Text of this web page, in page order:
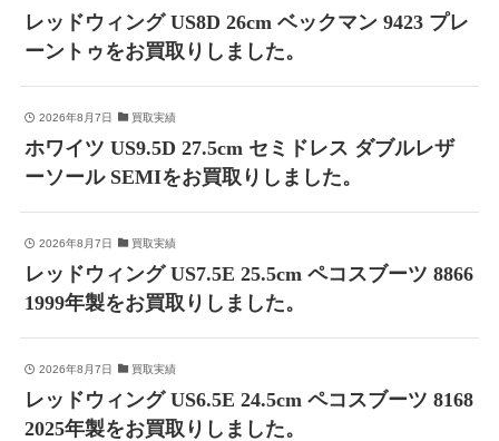
レッドウィング US8D 26cm ベックマン 9423 プレ
ーントゥをお買取りしました。
2026年8月7日 買取実績
ホワイツ US9.5D 27.5cm セミドレス ダブルレザ
ーソール SEMIをお買取りしました。
2026年8月7日 買取実績
レッドウィング US7.5E 25.5cm ペコスブーツ 8866
1999年製をお買取りしました。
2026年8月7日 買取実績
レッドウィング US6.5E 24.5cm ペコスブーツ 8168
2025年製をお買取りしました。